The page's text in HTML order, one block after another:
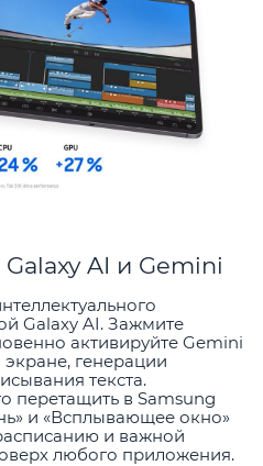
AI и Gemini
Galaxy AI. Зажмите
активируйте Gemini
генерации
текста.
перетащить в Samsung
и «Всплывающее окно»
и важной
любого приложения.